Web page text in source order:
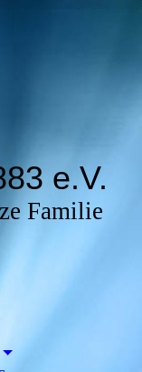
e.V.
Familie